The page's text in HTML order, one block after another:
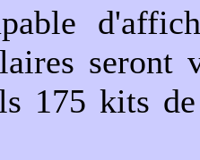
seront
175 kits